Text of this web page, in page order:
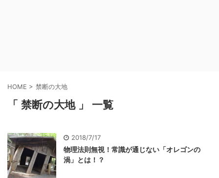
HOME > 禁断の大地
「 禁断の大地 」 一覧
2018/7/17
物理法則無視！常識が通じない「オレゴンの
渦」とは！？